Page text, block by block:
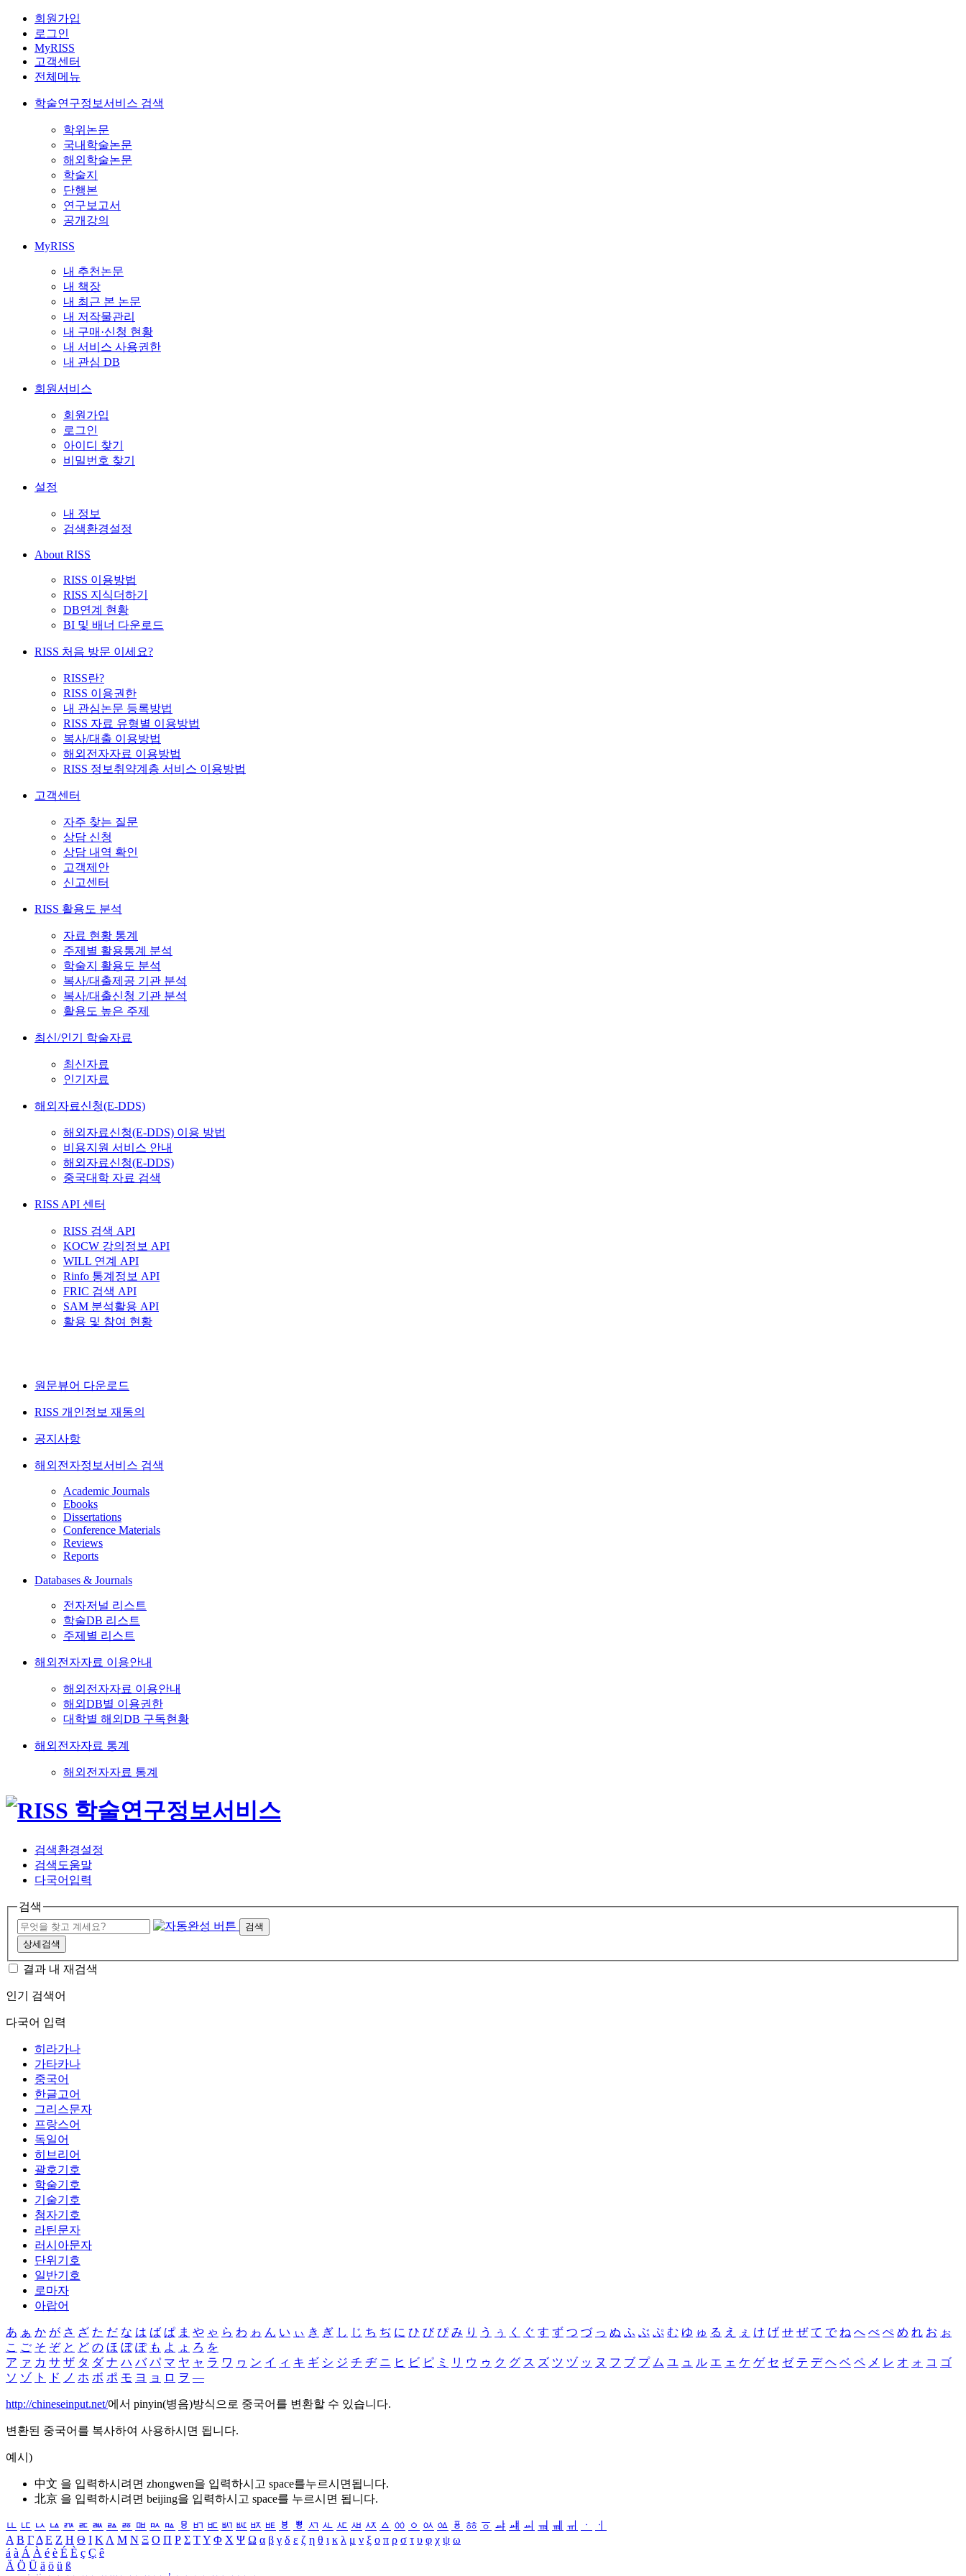
회원가입
로그인
MyRISS
고객센터
전체메뉴
학술연구정보서비스 검색
학위논문
국내학술논문
해외학술논문
학술지
단행본
연구보고서
공개강의
MyRISS
내 추천논문
내 책장
내 최근 본 논문
내 저작물관리
내 구매·신청 현황
내 서비스 사용권한
내 관심 DB
회원서비스
회원가입
로그인
아이디 찾기
비밀번호 찾기
설정
내 정보
검색환경설정
About RISS
RISS 이용방법
RISS 지식더하기
DB연계 현황
BI 및 배너 다운로드
RISS 처음 방문 이세요?
RISS란?
RISS 이용권한
내 관심논문 등록방법
RISS 자료 유형별 이용방법
복사/대출 이용방법
해외전자자료 이용방법
RISS 정보취약계층 서비스 이용방법
고객센터
자주 찾는 질문
상담 신청
상담 내역 확인
고객제안
신고센터
RISS 활용도 분석
자료 현황 통계
주제별 활용통계 분석
학술지 활용도 분석
복사/대출제공 기관 분석
복사/대출신청 기관 분석
활용도 높은 주제
최신/인기 학술자료
최신자료
인기자료
해외자료신청(E-DDS)
해외자료신청(E-DDS) 이용 방법
비용지원 서비스 안내
해외자료신청(E-DDS)
중국대학 자료 검색
RISS API 센터
RISS 검색 API
KOCW 강의정보 API
WILL 연계 API
Rinfo 통계정보 API
FRIC 검색 API
SAM 분석활용 API
활용 및 참여 현황
원문뷰어 다운로드
RISS 개인정보 재동의
공지사항
해외전자정보서비스 검색
Academic Journals
Ebooks
Dissertations
Conference Materials
Reviews
Reports
Databases & Journals
전자저널 리스트
학술DB 리스트
주제별 리스트
해외전자자료 이용안내
해외전자자료 이용안내
해외DB별 이용권한
대학별 해외DB 구독현황
해외전자자료 통계
해외전자자료 통계
검색환경설정
검색도움말
다국어입력
검색
검색
상세검색
결과 내 재검색
인기 검색어
다국어 입력
히라가나
가타카나
중국어
한글고어
그리스문자
프랑스어
독일어
히브리어
괄호기호
학술기호
기술기호
첨자기호
라틴문자
러시아문자
단위기호
일반기호
로마자
아랍어
あ ぁ か が さ ざ た だ な は ば ぱ ま や ゃ ら わ ゎ ん い ぃ き ぎ し じ ち ぢ に ひ び ぴ み り う ぅ く ぐ す ず つ づ っ ぬ ふ ぶ ぷ む ゆ ゅ る え ぇ け げ せ ぜ て で ね へ べ ぺ め れ お ぉ
こ ご そ ぞ と ど の ほ ぼ ぽ も よ ょ ろ を
ア ァ カ サ ザ タ ダ ナ ハ バ パ マ ヤ ャ ラ ワ ヮ ン イ ィ キ ギ シ ジ チ ヂ ニ ヒ ビ ピ ミ リ ウ ゥ ク グ ス ズ ツ ヅ ッ ヌ フ ブ プ ム ユ ュ ル エ ェ ケ ゲ セ ゼ テ デ ヘ ベ ペ メ レ オ ォ コ ゴ
ソ ゾ ト ド ノ ホ ボ ポ モ ヨ ョ ロ ヲ ―
http://chineseinput.net/에서 pinyin(병음)방식으로 중국어를 변환할 수 있습니다.
변환된 중국어를 복사하여 사용하시면 됩니다.
예시)
中文 을 입력하시려면 zhongwen을 입력하시고 space를누르시면됩니다.
北京 을 입력하시려면 beijing을 입력하시고 space를 누르시면 됩니다.
ㅥ ㅦ ㅧ ㅨ ㅩ ㅪ ㅫ ㅬ ㅭ ㅮ ㅯ ㅰ ㅱ ㅲ ㅳ ㅴ ㅵ ㅶ ㅷ ㅸ ㅹ ㅺ ㅻ ㅼ ㅽ ㅾ ㅿ ㆀ ㆁ ㆂ ㆃ ㆄ ㆅ ㆆ ㆇ ㆈ ㆉ ㆊ ㆋ ㆌ ㆍ
ㆎ
Α Β ΓΔ Ε Ζ Η Θ Ι ΚΛ Μ Ν Ξ Ο Π Ρ Σ ΤΥ Φ Χ Ψ Ω α β γ δ ε ζ η θ ι κ λ μ ν ξ ο π ρ σ τ υ φ χ ψ ω
á à Á À é è É È ç Ç ê
Ä Ö Ü ä ö ü ß